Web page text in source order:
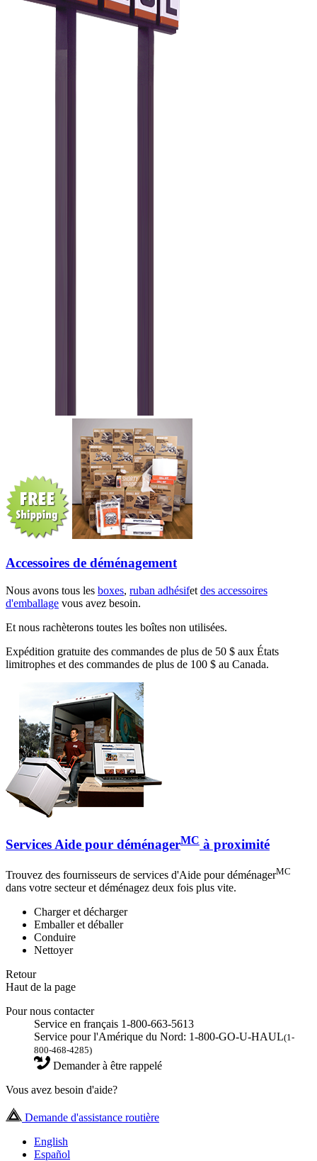
Accessoires de déménagement
Nous avons tous les boxes, ruban adhésifet des accessoires
d'emballage vous avez besoin.
Et nous rachèterons toutes les boîtes non utilisées.
Expédition gratuite des commandes de plus de 50 $ aux États
limitrophes et des commandes de plus de 100 $ au Canada.
Services Aide pour déménagerMC à proximité
Trouvez des fournisseurs de services d'Aide pour déménagerMC
dans votre secteur et déménagez deux fois plus vite.
Charger et décharger
Emballer et déballer
Conduire
Nettoyer
Retour
Haut de la page
Pour nous contacter
Service en français 1-800-663-5613
Service pour l'Amérique du Nord: 1-800-GO-U-HAUL(1-
800-468-4285)
Demander à être rappelé
Vous avez besoin d'aide?
Demande d'assistance routière
English
Español